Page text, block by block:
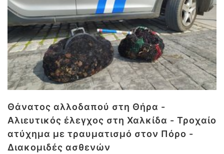
Θάνατος αλλοδαπού στη Θήρα -
Αλιευτικός έλεγχος στη Χαλκίδα - Τροχαίο
ατύχημα με τραυματισμό στον Πόρο -
Διακομιδές ασθενών